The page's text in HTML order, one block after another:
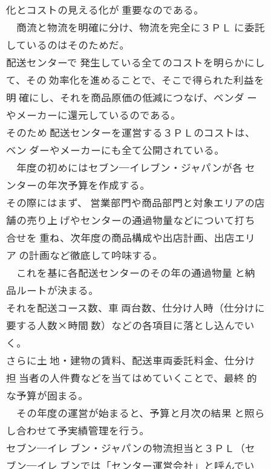
化とコストの見える化が 重要なのである。
商流と物流を明確に分け、物流を完全に３ＰＬ に委託
しているのはそのためだ。
配送センターで 発生している全てのコストを明らかにし
て、その 効率化を進めることで、そこで得られた利益を
明 確にし、それを商品原価の低減につなげ、ベンダ ー
やメーカーに還元しているのである。
そのため 配送センターを運営する３ＰＬのコストは、
ベン ダーやメーカーにも全て公開されている。
年度の初めにはセブン─イレブン・ジャパンが各 セ
ンターの年次予算を作成する。
その際にはまず、 営業部門や商品部門と対象エリアの店
舗の売り上 げやセンターの通過物量などについて打ち
合せを 重ね、次年度の商品構成や出店計画、出店エリ
ア の計画など徹底して吟味する。
これを基に各配送センターのその年の通過物量 と納
品ルートが決まる。
それを配送コース数、車 両台数、仕分け人時（仕分けに
要する人数×時間 数）などの各項目に落とし込んでい
く。
さらに土 地・建物の賃料、配送車両委託料金、仕分け
担 当者の人件費などを当てはめていくことで、最終 的
な予算が固まる。
その年度の運営が始まると、予算と月次の結果 と照ら
し合わせて予実績管理を行う。
セブン─イレ ブン・ジャパンの物流担当と３ＰＬ（セ
ブン─イレ ブンでは「センター運営会社」と呼んでい